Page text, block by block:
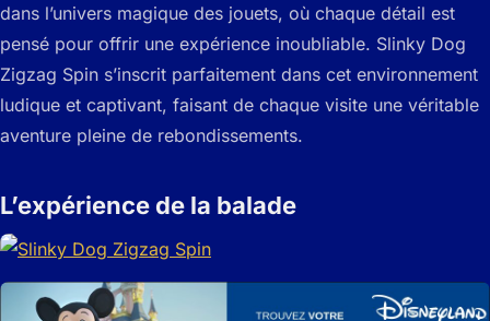
dans l’univers magique des jouets, où chaque détail est
pensé pour offrir une expérience inoubliable. Slinky Dog
Zigzag Spin s’inscrit parfaitement dans cet environnement
ludique et captivant, faisant de chaque visite une véritable
aventure pleine de rebondissements.
L’expérience de la balade